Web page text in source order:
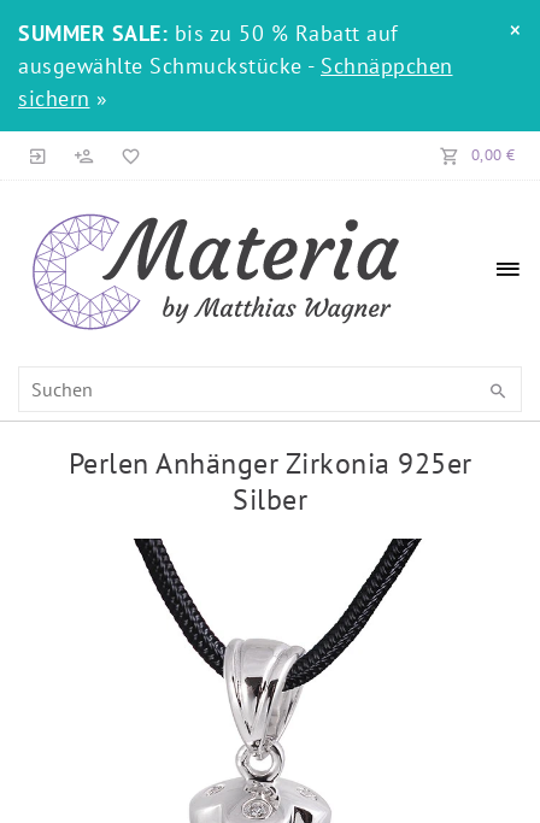
SUMMER SALE: bis zu 50 % Rabatt auf
ausgewählte Schmuckstücke - Schnäppchen
sichern »
×
0,00 €
Perlen Anhänger Zirkonia 925er
Silber